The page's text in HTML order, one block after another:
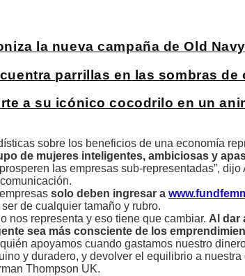
la nueva campaña de Old
parrillas en las sombras
a su icónico cocodrilo en un
sobre los beneficios de una economía
de mujeres inteligentes, ambiciosas y
las empresas sub-representadas”,
solo deben ingresar a
de cualquier tamaño y rubro.
nos representa y eso tiene que cambiar. Al dar
sea más consciente de los
apoyamos cuando gastamos nuestro
y duradero, y devolver el equilibrio a
Thompson UK.